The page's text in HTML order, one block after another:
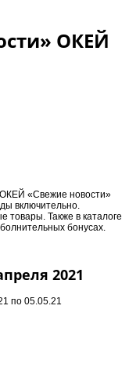
ОКЕЙ
«Свежие новости»
включительно.
товары. Также в каталоге
бонусах.
2021
по 05.05.21